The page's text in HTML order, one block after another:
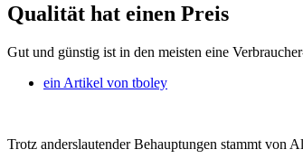
Qualität hat einen Preis
Gut und günstig ist in den meisten eine
ein Artikel von tboley
Trotz anderslautender Behauptungen stammt von